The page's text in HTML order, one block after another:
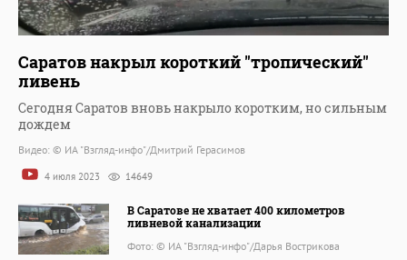
Саратов накрыл короткий "тропический"
ливень
Сегодня Саратов вновь накрыло коротким, но сильным
дождем
Видео: © ИА "Взгляд-инфо"/Дмитрий Герасимов
4 июля 2023 14649
В Саратове не хватает 400 километров
ливневой канализации
Фото: © ИА "Взгляд-инфо"/Дарья Вострикова